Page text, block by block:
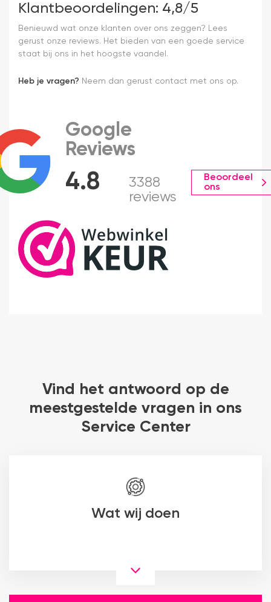
Klantbeoordelingen: 4,8/5
Benieuwd wat onze klanten over ons zeggen? Lees
gerust onze reviews. Het bieden van een goede service
staat bij ons in het hoogste vaandel.
Heb je vragen? Neem dan gerust contact met ons op.
4.8
Google
Reviews
3388
reviews
Beoordeel
ons
Vind het antwoord op de
meestgestelde vragen in ons
Service Center
Wat wij doen